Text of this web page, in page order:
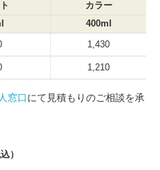
カラー
400ml
1,430
1,210
窓口にて見積もりのご相談を承
）